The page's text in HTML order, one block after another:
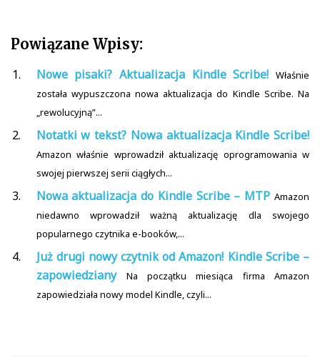
Powiązane Wpisy:
Nowe pisaki? Aktualizacja Kindle Scribe! Właśnie
została wypuszczona nowa aktualizacja do Kindle Scribe. Na
„rewolucyjną”...
Notatki w tekst? Nowa aktualizacja Kindle Scribe!
Amazon właśnie wprowadził aktualizację oprogramowania w
swojej pierwszej serii ciągłych...
Nowa aktualizacja do Kindle Scribe – MTP Amazon
niedawno wprowadził ważną aktualizację dla swojego
popularnego czytnika e-booków,...
Już drugi nowy czytnik od Amazon! Kindle Scribe –
zapowiedziany
Na początku miesiąca firma Amazon
zapowiedziała nowy model Kindle, czyli...